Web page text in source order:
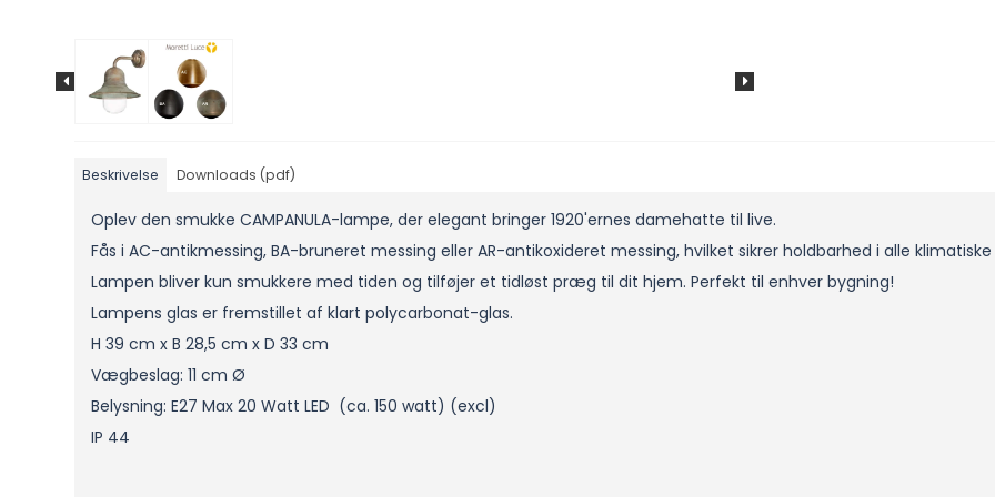
Beskrivelse Downloads (pdf)
Oplev den smukke CAMPANULA-lampe, der elegant bringer 1920'ernes damehatte til live.
Fås i AC-antikmessing, BA-bruneret messing eller AR-antikoxideret messing, hvilket sikrer holdbarhed i alle
Lampen bliver kun smukkere med tiden og tilføjer et tidløst præg til dit hjem. Perfekt til enhver bygning!
Lampens glas er fremstillet af klart polycarbonat-glas.
H 39 cm x B 28,5 cm x D 33 cm
Vægbeslag: 11 cm Ø
Belysning: E27 Max 20 Watt LED (ca. 150 watt) (excl)
IP 44